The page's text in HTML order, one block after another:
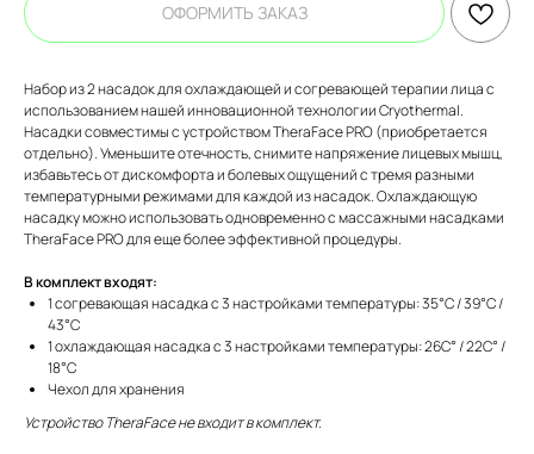
ОФОРМИТЬ ЗАКАЗ
Набор из 2 насадок для охлаждающей и согревающей терапии лица с
использованием нашей инновационной технологии Cryothermal.
Насадки совместимы с устройством TheraFace PRO (приобретается
отдельно). Уменьшите отечность, снимите напряжение лицевых мышц,
избавьтесь от дискомфорта и болевых ощущений с тремя разными
температурными режимами для каждой из насадок. Охлаждающую
насадку можно использовать одновременно с массажными насадками
TheraFace PRO для еще более эффективной процедуры.
В комплект входят:
1 согревающая насадка с 3 настройками температуры: 35°C / 39°C /
43°C
1 охлаждающая насадка с 3 настройками температуры: 26C° / 22C° /
18°C
Чехол для хранения
Устройство TheraFace не входит в комплект.